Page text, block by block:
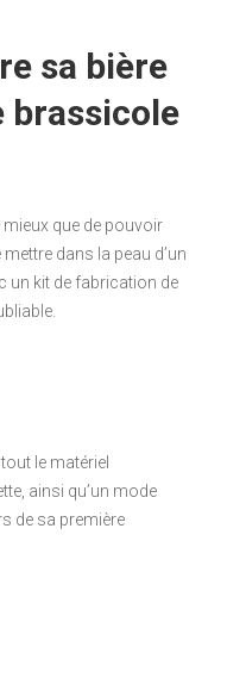
sa bière
brassicole
que de pouvoir
dans la peau d’un
un kit de fabrication de
le matériel
ainsi qu’un mode
de sa première